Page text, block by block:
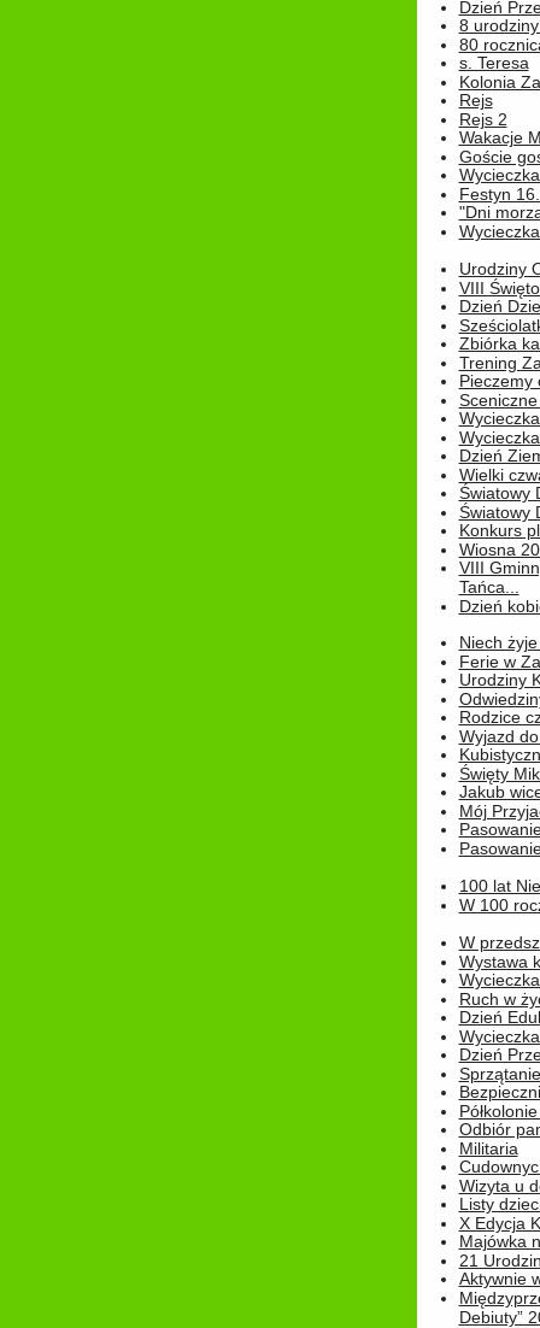
Dzień
8
80
s. Teresa
Kolonia
Rejs
Rejs 2
Wakacje
Goście
Festyn
"Dni
Urodziny
VIII
Dzień
Zbiórka
Trening
Pieczemy
Dzień
Wielki
Światowy
Światowy
Konkurs
Wiosna
VIII
Tańca...
Dzień
Niech
Ferie w
Urodziny
Rodzice
Wyjazd
Święty
Jakub
Mój
100 lat
W 100
W
Wystawa
Ruch w
Dzień
Dzień
Odbiór
Militaria
Wizyta u
Listy
X Edycja
Majówka
21
Aktywnie
Debiuty”